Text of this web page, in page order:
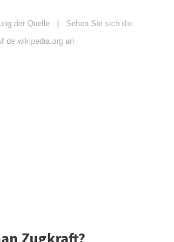
der Quelle
Sehen Sie sich die
de.wikipedia.org an